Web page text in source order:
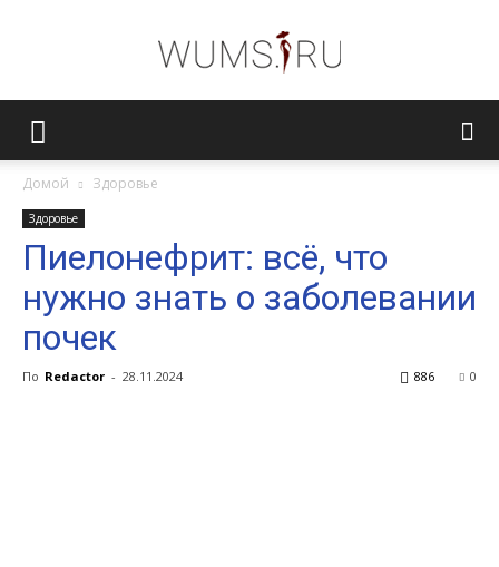
Домой Здоровье
Здоровье
Пиелонефрит: всё, что
нужно знать о заболевании
почек
По Redactor - 28.11.2024 0
886